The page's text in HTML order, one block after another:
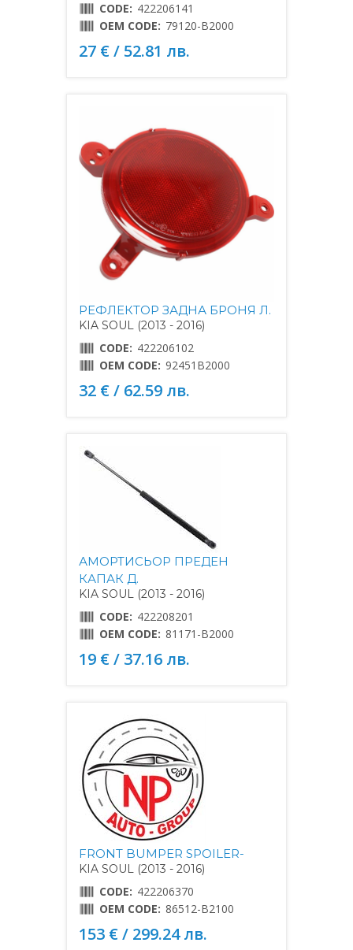
CODE: 422206141
OEM CODE: 79120-B2000
27 € / 52.81 лв.
РЕФЛЕКТОР ЗАДНА БРОНЯ Л.
KIA SOUL (2013 - 2016)
CODE: 422206102
OEM CODE: 92451B2000
32 € / 62.59 лв.
АМОРТИСЬОР ПРЕДЕН
КАПАК Д.
KIA SOUL (2013 - 2016)
CODE: 422208201
OEM CODE: 81171-B2000
19 € / 37.16 лв.
FRONT BUMPER SPOILER-
KIA SOUL (2013 - 2016)
CODE: 422206370
OEM CODE: 86512-B2100
153 € / 299.24 лв.